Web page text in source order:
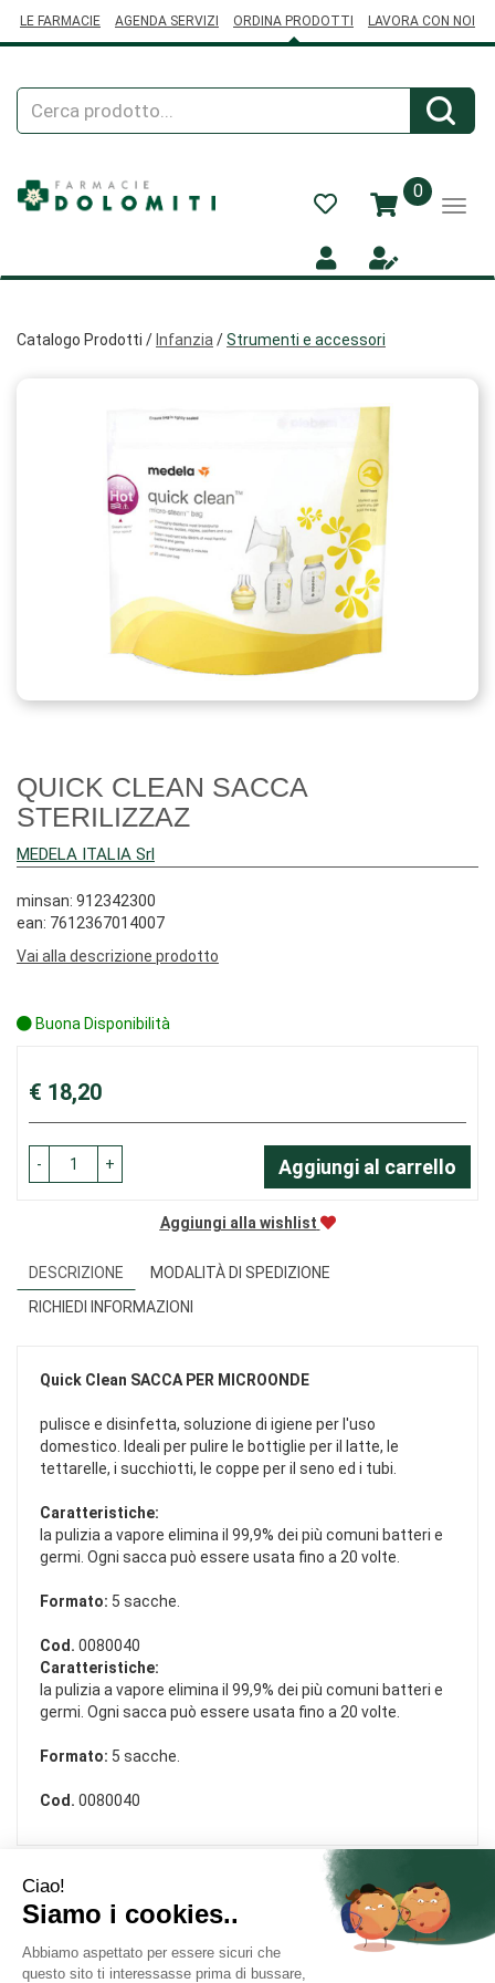
LE FARMACIE AGENDA SERVIZI ORDINA PRODOTTI LAVORA CON NOI
Cerca
Prodotto
0prodotti
inseriti
Catalogo Prodotti / Infanzia /Strumenti e accessori
QUICK CLEAN SACCA
STERILIZZAZ
MEDELA ITALIA Srl
minsan: 912342300
ean: 7612367014007
Vai alla descrizione prodotto
Buona Disponibilità
Prezzo
€ 18,20
- + Aggiungi al carrello
Aggiungi alla wishlist
DESCRIZIONE
MODALITÀ DI SPEDIZIONE
RICHIEDI INFORMAZIONI
Quick Clean SACCA PER MICROONDE
pulisce e disinfetta, soluzione di igiene per l'uso
domestico. Ideali per pulire le bottiglie per il latte, le
tettarelle, i succhiotti, le coppe per il seno ed i tubi.
Caratteristiche:
la pulizia a vapore elimina il 99,9% dei più comuni batteri e
germi. Ogni sacca può essere usata fino a 20 volte.
Formato: 5 sacche.
Cod. 0080040
Caratteristiche:
la pulizia a vapore elimina il 99,9% dei più comuni batteri e
germi. Ogni sacca può essere usata fino a 20 volte.
Formato: 5 sacche.
Cod. 0080040
Informativa Privacy
Link Veloci
Condizioni di Vendita